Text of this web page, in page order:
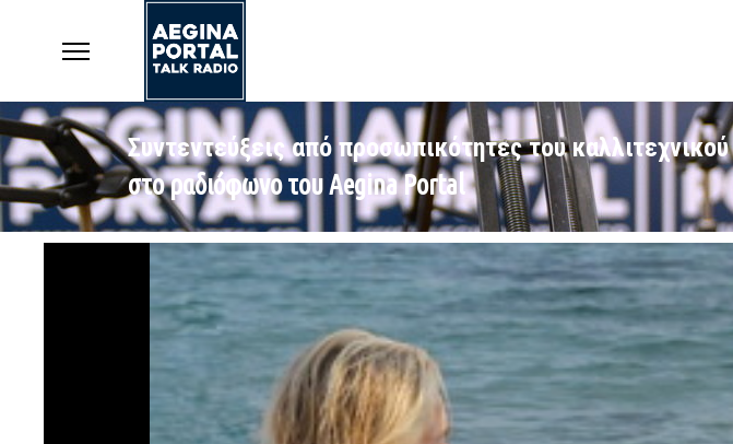
Συντεντεύξεις από προσωπικότητες του
στο ραδιόφωνο του Aegina Portal